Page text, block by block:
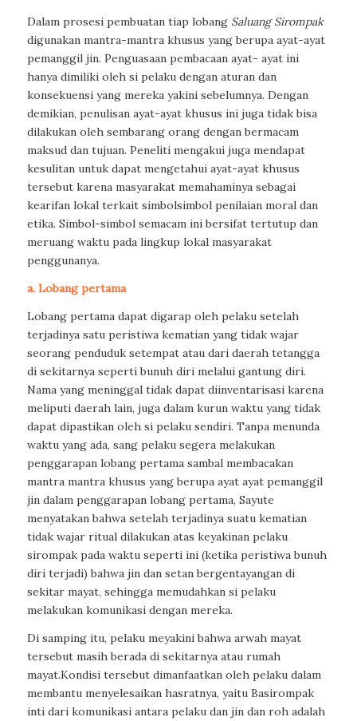
Dalam prosesi pembuatan tiap lobang Saluang Sirompak
digunakan mantra-mantra khusus yang berupa ayat-ayat
pemanggil jin. Penguasaan pembacaan ayat- ayat ini
hanya dimiliki oleh si pelaku dengan aturan dan
konsekuensi yang mereka yakini sebelumnya. Dengan
demikian, penulisan ayat-ayat khusus ini juga tidak bisa
dilakukan oleh sembarang orang dengan bermacam
maksud dan tujuan. Peneliti mengakui juga mendapat
kesulitan untuk dapat mengetahui ayat-ayat khusus
tersebut karena masyarakat memahaminya sebagai
kearifan lokal terkait simbolsimbol penilaian moral dan
etika. Simbol-simbol semacam ini bersifat tertutup dan
meruang waktu pada lingkup lokal masyarakat
penggunanya.
a. Lobang pertama
Lobang pertama dapat digarap oleh pelaku setelah
terjadinya satu peristiwa kematian yang tidak wajar
seorang penduduk setempat atau dari daerah tetangga
di sekitarnya seperti bunuh diri melalui gantung diri.
Nama yang meninggal tidak dapat diinventarisasi karena
meliputi daerah lain, juga dalam kurun waktu yang tidak
dapat dipastikan oleh si pelaku sendiri. Tanpa menunda
waktu yang ada, sang pelaku segera melakukan
penggarapan lobang pertama sambal membacakan
mantra mantra khusus yang berupa ayat ayat pemanggil
jin dalam penggarapan lobang pertama, Sayute
menyatakan bahwa setelah terjadinya suatu kematian
tidak wajar ritual dilakukan atas keyakinan pelaku
sirompak pada waktu seperti ini (ketika peristiwa bunuh
diri terjadi) bahwa jin dan setan bergentayangan di
sekitar mayat, sehingga memudahkan si pelaku
melakukan komunikasi dengan mereka.
Di samping itu, pelaku meyakini bahwa arwah mayat
tersebut masih berada di sekitarnya atau rumah
mayat.Kondisi tersebut dimanfaatkan oleh pelaku dalam
membantu menyelesaikan hasratnya, yaitu Basirompak
inti dari komunikasi antara pelaku dan jin dan roh adalah